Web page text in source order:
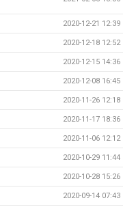
2020-12-21 12:39
2020-12-18 12:52
2020-12-15 14:36
2020-12-08 16:45
2020-11-26 12:18
2020-11-17 18:36
2020-11-06 12:12
2020-10-29 11:44
2020-10-28 15:26
2020-09-14 07:43